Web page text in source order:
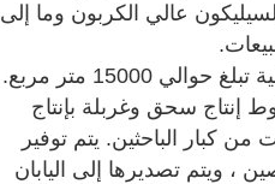
عالي الكربون وما إلى
تقع شركتنا في مدينة Anyang ، مقاطعة Henan في الصين على مساحة إجمالية تبلغ حوالي 15000 متر مربع.
إنتاج سحق وغربلة بإنتاج
من كبار الباحثين. يتم توفير
، ويتم تصديرها إلى اليابان